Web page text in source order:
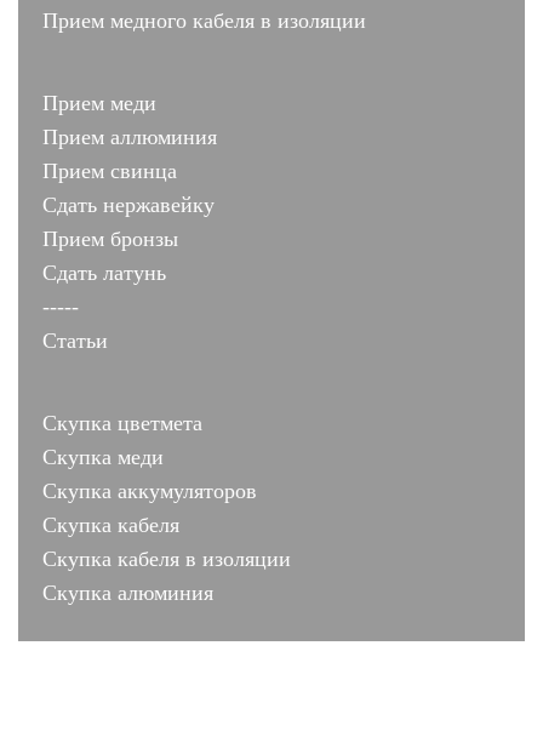
Прием медного кабеля в изоляции
Прием меди
Прием аллюминия
Прием свинца
Сдать нержавейку
Прием бронзы
Сдать латунь
-----
Статьи
Скупка цветмета
Скупка меди
Скупка аккумуляторов
Скупка кабеля
Скупка кабеля в изоляции
Скупка алюминия